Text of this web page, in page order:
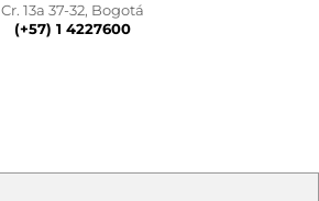
Cr. 13a 37-32, Bogotá
(+57) 1 4227600